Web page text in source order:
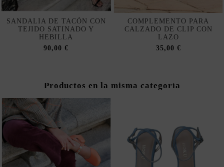
SANDALIA DE TACÓN CON
TEJIDO SATINADO Y
HEBILLA
90,00 €
COMPLEMENTO PARA
CALZADO DE CLIP CON
LAZO
35,00 €
Productos en la misma categoría